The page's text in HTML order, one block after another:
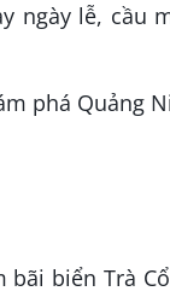
ngày lễ, cầu
bãi biển Trà